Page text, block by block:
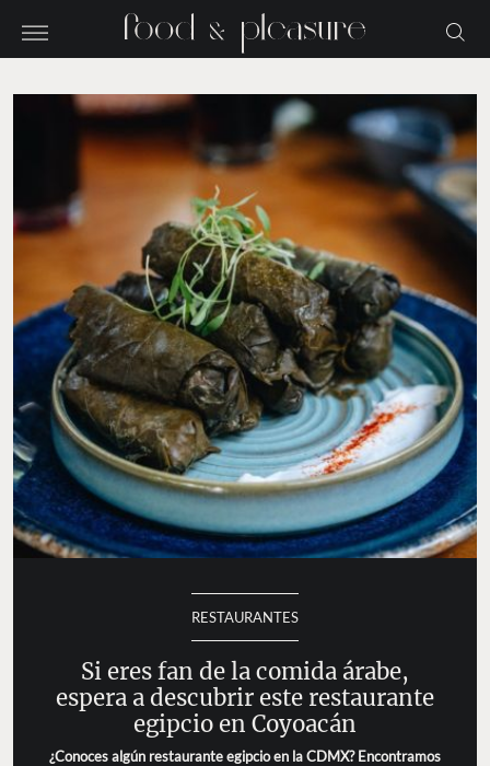
RESTAURANTES
Si eres fan de la comida árabe,
espera a descubrir este restaurante
egipcio en Coyoacán
¿Conoces algún restaurante egipcio en la CDMX? Encontramos